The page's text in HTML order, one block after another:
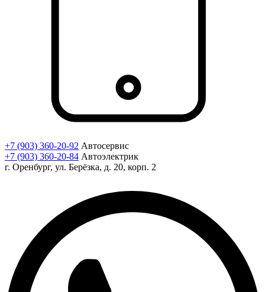
+7 (903) 360-20-92 Автосервис
+7 (903) 360-20-84 Автоэлектрик
г. Оренбург, ул. Берёзка, д. 20, корп. 2